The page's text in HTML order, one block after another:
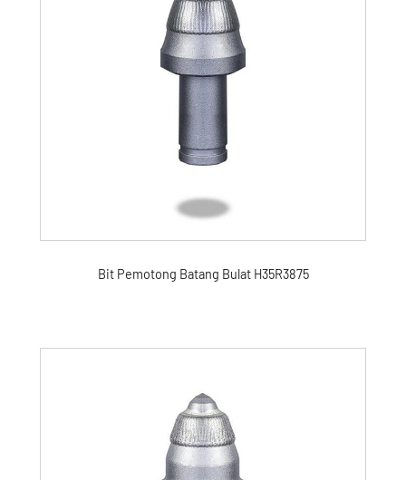
Bit Pemotong Batang Bulat H35R3875